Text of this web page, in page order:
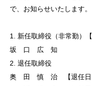
で、お知らせいたします。
1. 新任取締役（非常勤）
坂 口 広 知
2. 退任取締役
奥 田 慎 治 【退任日：